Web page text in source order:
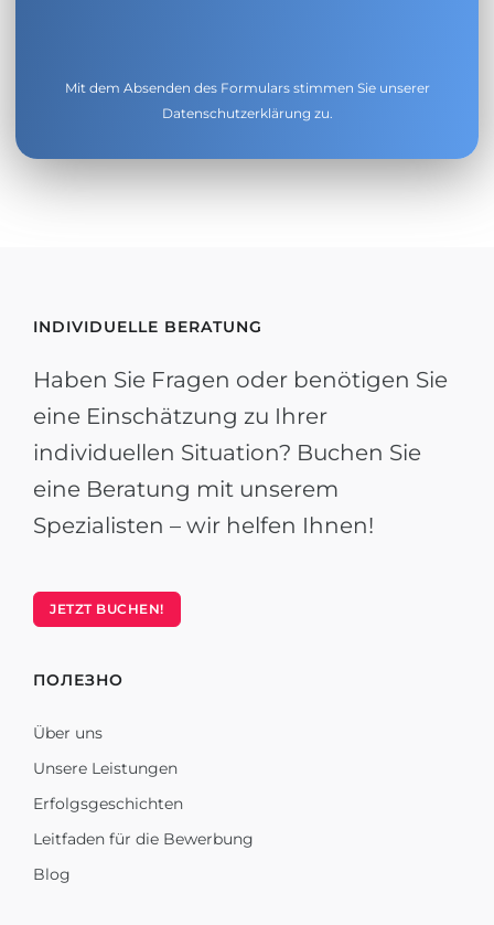
Mit dem Absenden des Formulars stimmen Sie unserer
Datenschutzerklärung zu.
INDIVIDUELLE BERATUNG
Haben Sie Fragen oder benötigen Sie
eine Einschätzung zu Ihrer
individuellen Situation? Buchen Sie
eine Beratung mit unserem
Spezialisten – wir helfen Ihnen!
JETZT BUCHEN!
ПОЛЕЗНО
Über uns
Unsere Leistungen
Erfolgsgeschichten
Leitfaden für die Bewerbung
Blog